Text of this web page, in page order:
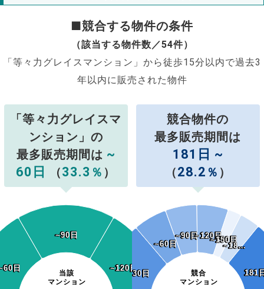
■競合する物件の条件
（該当する物件数／54件）
「等々力グレイスマンション」から徒歩15分以内で過去3
年以内に販売された物件
「等々力グレイスマ
ンション」の
最多販売期間は ~
60日
（33.3 ％ ）
当該
マンション
日
日
~90日
~90日
~120日
~120日
競合物件の
最多販売期間は
181日 ~
（28.2 ％ ）
競合
マンション
~30日
~30日
~60日
~60日
~90日
~90日~120日
~120日~150日
~150日
~18…
~18…
181
181